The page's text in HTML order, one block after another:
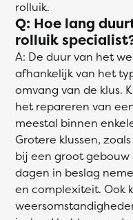
rolluik.
Q: Hoe lang
rolluik
A: De duur van het
afhankelijk van het
omvang van de klus.
het repareren van
meestal binnen
Grotere klussen,
bij een groot
dagen in beslag
en complexiteit. Ook